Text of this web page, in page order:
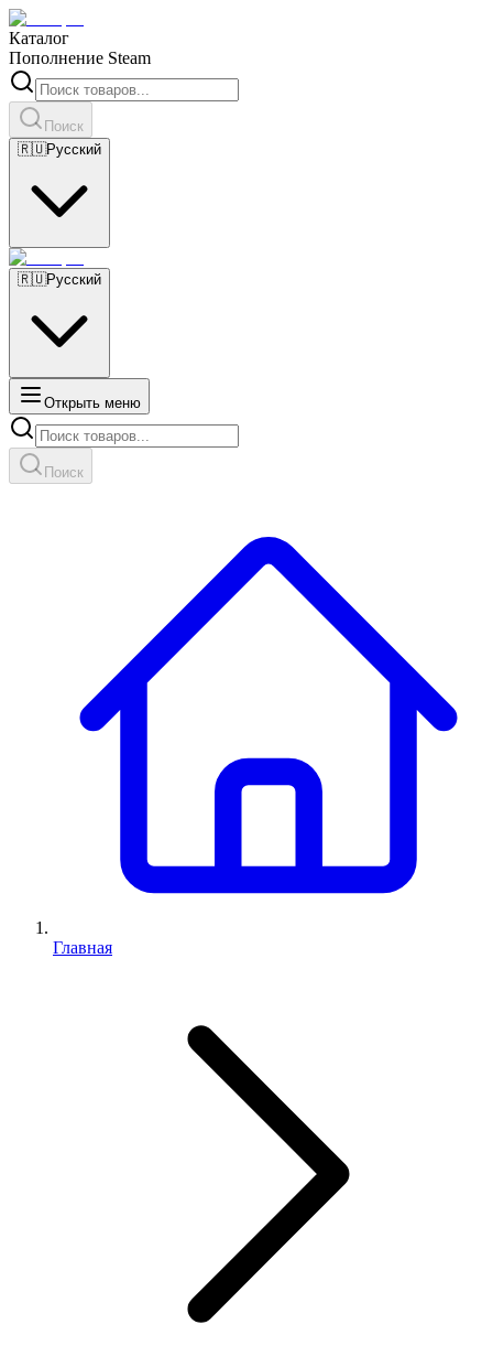
Каталог
Пополнение Steam
Поиск
🇷🇺Русский
🇷🇺Русский
Открыть меню
Поиск
Главная